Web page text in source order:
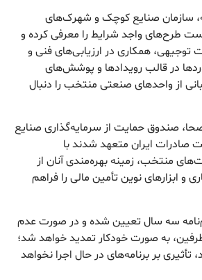
سازمان صنایع کوچک و شهرک‌های
طرح‌های واجد شرایط را معرفی کرده و
توجیهی، همکاری در ارزیابی‌های فنی و
در قالب رویدادها و پوشش‌های
از واحدهای صنعتی منتخب را دنبال
صندوق حمایت از سرمایه‌گذاری صنایع
ایران متعهد شدند با
منتخب، زمینه بهره‌مندی آنان از
و ابزارهای نوین تأمین مالی را فراهم
سه سال تعیین شده و در صورت عدم
به صورت خودکار تمدید خواهد شد؛
بر برنامه‌های در حال اجرا نخواهد